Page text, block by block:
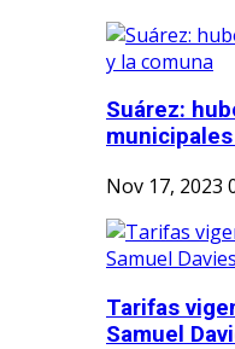
Suárez:
Nov 17, 2023
Tarifas
Samuel